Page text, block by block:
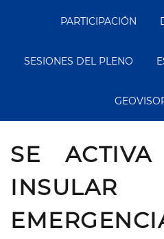
PARTICIPACIÓN
SESIONES DEL PLENO
SE